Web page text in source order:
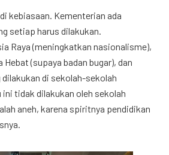
kebiasaan. Kementerian ada
setiap harus dilakukan.
Raya (meningkatkan nasionalisme),
(supaya badan bugar), dan
dilakukan di sekolah-sekolah
ini tidak dilakukan oleh sekolah
aneh, karena spiritnya pendidikan